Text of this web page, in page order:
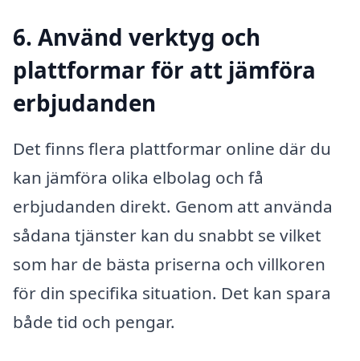
6. Använd verktyg och
plattformar för att jämföra
erbjudanden
Det finns flera plattformar online där du
kan jämföra olika elbolag och få
erbjudanden direkt. Genom att använda
sådana tjänster kan du snabbt se vilket
som har de bästa priserna och villkoren
för din specifika situation. Det kan spara
både tid och pengar.